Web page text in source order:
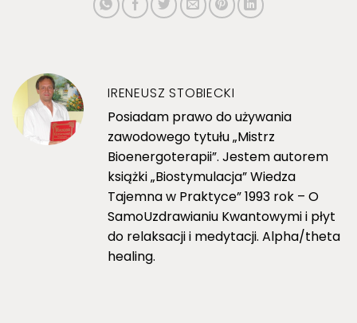
IRENEUSZ STOBIECKI
Posiadam prawo do używania
zawodowego tytułu „Mistrz
Bioenergoterapii”. Jestem autorem
książki „Biostymulacja” Wiedza
Tajemna w Praktyce” 1993 rok – O
SamoUzdrawianiu Kwantowymi i płyt
do relaksacji i medytacji. Alpha/theta
healing.